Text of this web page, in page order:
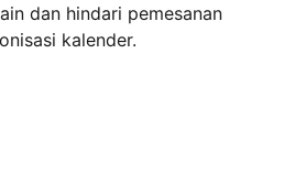
dan hindari pemesanan
kalender.